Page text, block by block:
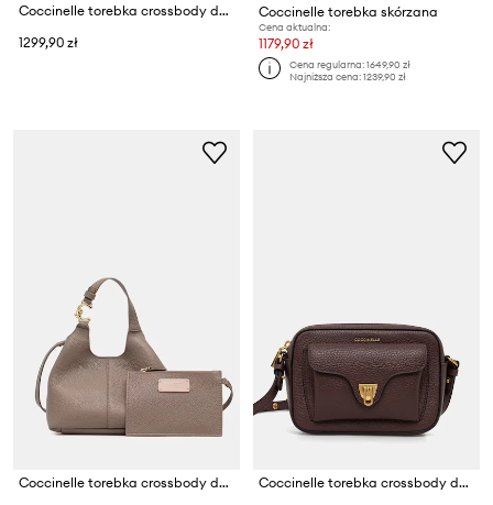
Coccinelle torebka crossbody damska skórzana COCCINELLE BEAT SOFT
1299,90 zł
Coccinelle torebka skórzana
Cena aktualna:
1179,90 zł
Cena regularna:1649,90 zł
Najniższa cena:1239,90 zł
Coccinelle torebka crossbody damska skórzana Coccinelle torebka crossbody damska skórzana